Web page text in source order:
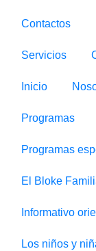
Contactos
Servicios
Inicio
Programas
Programas
El Bloke
Informativo
Los niños y